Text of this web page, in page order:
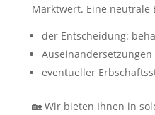
Marktwert. Eine neutrale
der Entscheidung:
eventueller
🏡 Wir bieten Ihnen in